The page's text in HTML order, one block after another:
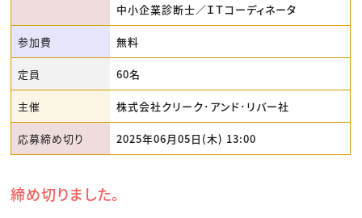
中小企業診断士／ＩＴコーディネータ
参加費 無料
定員 60名
主催 株式会社クリーク･アンド･リバー社
応募締め切り 2025年06月05日(木) 13:00
締め切りました。